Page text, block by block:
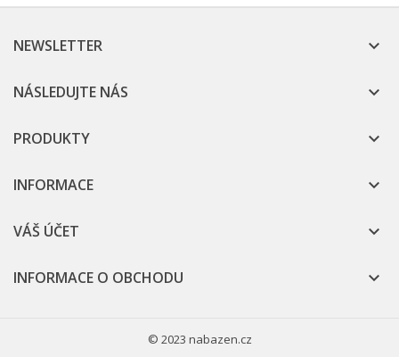
NEWSLETTER 
NÁSLEDUJTE NÁS 
PRODUKTY 
INFORMACE 
VÁŠ ÚČET 
INFORMACE O OBCHODU 
© 2023 nabazen.cz